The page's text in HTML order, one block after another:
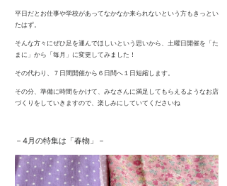
平日だとお仕事や学校があってなかなか来られないという方もきっとい
たはず。
そんな方々にぜひ足を運んでほしいという思いから、土曜日開催を「た
まに」から「毎月」に変更してみました！
その代わり、７日間開催から６日間へ１日短縮します。
その分、準備に時間をかけて、みなさんに満足してもらえるようなお店
づくりをしていきますので、楽しみにしていてくださいね
－4月の特集は「春物」－